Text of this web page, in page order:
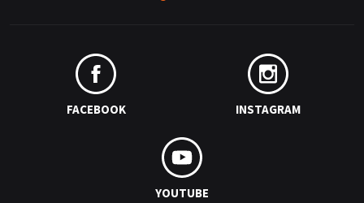
FACEBOOK INSTAGRAM
YOUTUBE